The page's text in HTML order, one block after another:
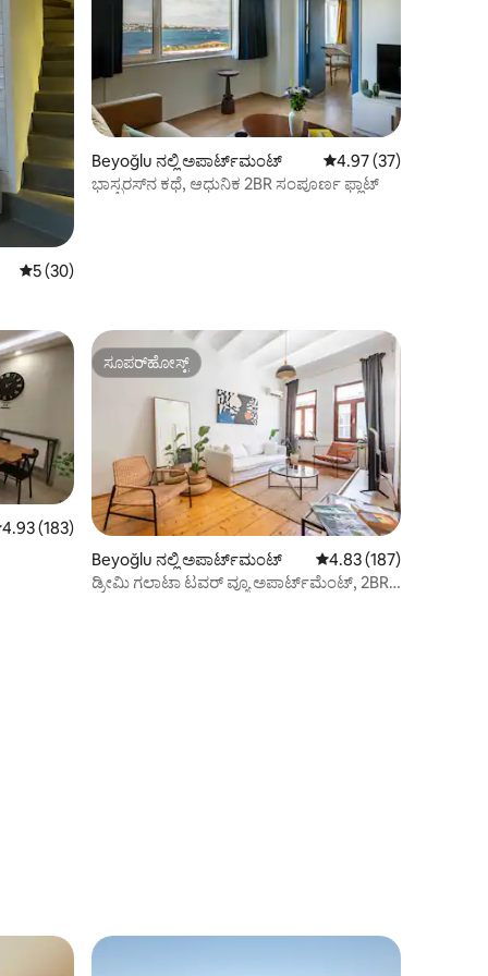
5 ರಲ್ಲಿ 5 ಸರಾಸರಿ ರೇಟಿಂಗ್, 30 ವಿಮರ್ಶೆಗಳು
5 (30)
Beyoğlu ನಲ್ಲಿ ಅಪಾರ್ಟ್‌ಮಂಟ್ 5 ರಲ್ಲಿ 4.97 ಸರಾಸರಿ
4.97 (37)
ಭಾಸ್ಫರಸ್‌ನ ಕಥೆ, ಆಧುನಿಕ 2BR ಸಂಪೂರ್ಣ ಫ್ಲಾಟ್
4.93 ಸರಾಸರಿ ರೇಟಿಂಗ್, 183 ವಿಮರ್ಶೆಗಳು
4.93 (183)
ಸೂಪರ್‌ಹೋಸ್ಟ್
ಸೂಪರ್‌ಹೋಸ್ಟ್
Beyoğlu ನಲ್ಲಿ ಅಪಾರ್ಟ್‌ಮಂಟ್ 5 ರಲ್ಲಿ 4.83 ಸರಾಸರಿ
4.83 (187)
ಡ್ರೀಮಿ ಗಲಾಟಾ ಟವರ್ ವ್ಯೂ ಅಪಾರ್ಟ್‌ಮೆಂಟ್, 2BR,